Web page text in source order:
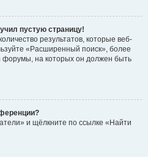
пустую страницу!
результатов, которые веб-
«Расширенный поиск», более
форумы, на которых он должен быть
и щёлкните по ссылке «Найти